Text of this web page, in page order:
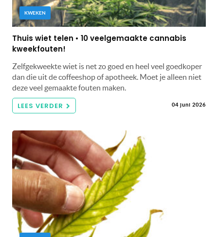
KWEKEN
Thuis wiet telen • 10 veelgemaakte cannabis
kweekfouten!
Zelfgekweekte wiet is net zo goed en heel veel goedkoper
dan die uit de coffeeshop of apotheek. Moet je alleen niet
deze veel gemaakte fouten maken.
LEES VERDER 04 juni 2026